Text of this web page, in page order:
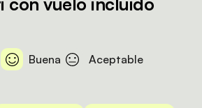
Buena Aceptable